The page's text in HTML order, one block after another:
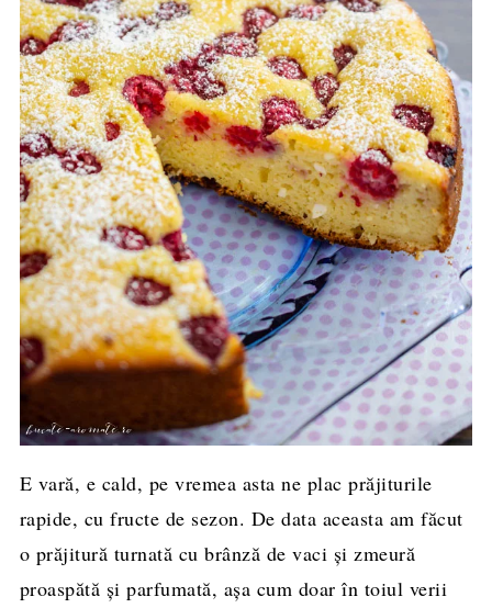
E vară, e cald, pe vremea asta ne plac prăjiturile
rapide, cu fructe de sezon. De data aceasta am făcut
o prăjitură turnată cu brânză de vaci și zmeură
proaspătă și parfumată, așa cum doar în toiul verii